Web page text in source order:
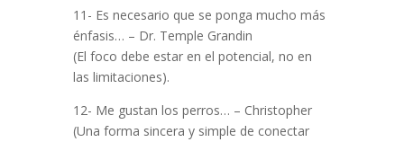
11- Es necesario que se ponga mucho más
énfasis… – Dr. Temple Grandin
(El foco debe estar en el potencial, no en
las limitaciones).
12- Me gustan los perros… – Christopher
(Una forma sincera y simple de conectar